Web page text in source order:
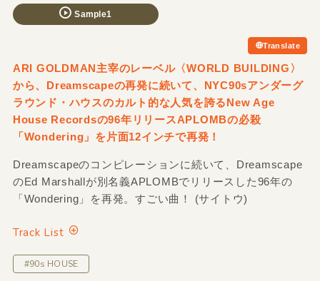
Sample1
Translate
ARI GOLDMAN主宰のレーベル〈WORLD BUILDING〉
から、Dreamscapeの再発に続いて、NYC90sアンダーグ
ラウンド・ハウスのカルト的な人気を誇るNew Age
House Recordsの96年リリースAPLOMBの必殺
「Wondering」を片面12インチで再発！
Dreamscapeのコンピレーションに続いて、Dreamscape
のEd Marshallが別名義APLOMBでリリースした96年の
「Wondering」を再発。すごい曲！ (サイトウ)
Track List
#90s HOUSE